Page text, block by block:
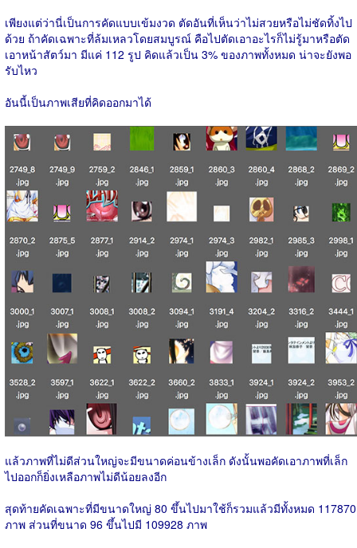
เพียงแต่ว่านี่เป็นการคัดแบบเข้มงวด ตัดอันที่เห็นว่าไม่สวยหรือไม่ชัดทิ้งไป
ด้วย ถ้าคัดเฉพาะที่ล้มเหลวโดยสมบูรณ์ คือไปตัดเอาอะไรก็ไม่รู้มาหรือตัด
เอาหน้าสัตว์มา มีแค่ 112 รูป คิดแล้วเป็น 3% ของภาพทั้งหมด น่าจะยังพอ
รับไหว
อันนี้เป็นภาพเสียที่คิดออกมาได้
แล้วภาพที่ไม่ดีส่วนใหญ่จะมีขนาดค่อนข้างเล็ก ดังนั้นพอคัดเอาภาพที่เล็ก
ไปออกก็ยิ่งเหลือภาพไม่ดีน้อยลงอีก
สุดท้ายคัดเฉพาะที่มีขนาดใหญ่ 80 ขึ้นไปมาใช้ก็รวมแล้วมีทั้งหมด 117870
ภาพ ส่วนที่ขนาด 96 ขึ้นไปมี 109928 ภาพ